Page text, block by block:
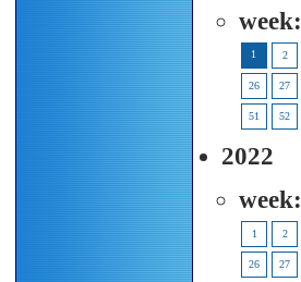
week:
1 2
26 27
51 52
2022
week:
1 2
26 27